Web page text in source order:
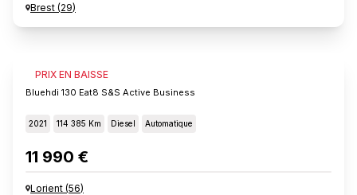
Brest (29)
PRIX EN BAISSE
PEUGEOT 308
Bluehdi 130 Eat8 S&s Active Business
2021 114 385 Km Diesel Automatique
11 990 €
Lorient (56)